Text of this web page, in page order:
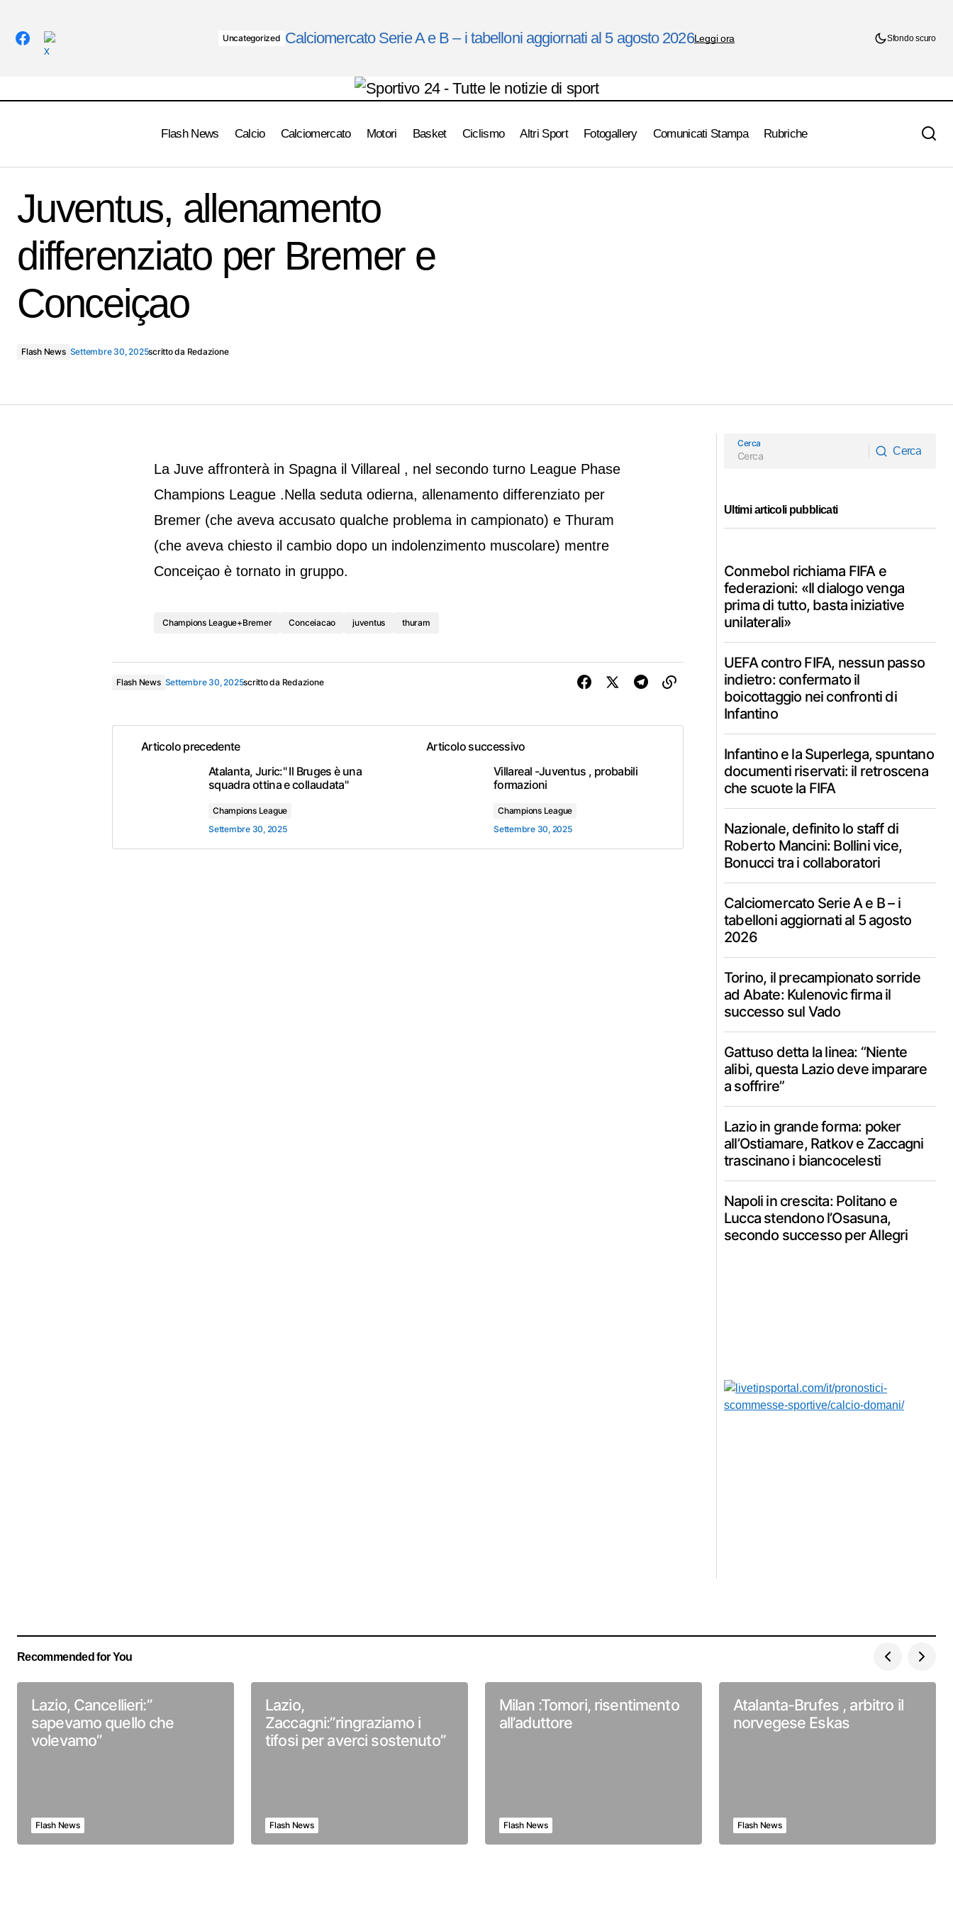
Uncategorized Calciomercato Serie A e B – i tabelloni aggiornati al 5 agosto 2026Leggi ora Sfondo scuro
Flash News Calcio Calciomercato Motori Basket Ciclismo Altri Sport Fotogallery Comunicati Stampa Rubriche
Juventus, allenamento
differenziato per Bremer e
Conceiçao
Flash News Settembre 30, 2025scritto da Redazione
La Juve affronterà in Spagna il Villareal , nel secondo turno League Phase
Champions League .Nella seduta odierna, allenamento differenziato per
Bremer (che aveva accusato qualche problema in campionato) e Thuram
(che aveva chiesto il cambio dopo un indolenzimento muscolare) mentre
Conceiçao è tornato in gruppo.
Champions League+Bremer Conceiacao juventus thuram
Flash News Settembre 30, 2025scritto da Redazione
Articolo precedente
Atalanta, Juric:" Il Bruges è una
squadra ottina e collaudata"
Champions League
Settembre 30, 2025
Articolo successivo
Villareal -Juventus , probabili
formazioni
Champions League
Settembre 30, 2025
Cerca
Cerca
Ultimi articoli pubblicati
Conmebol richiama FIFA e
federazioni: «Il dialogo venga
prima di tutto, basta iniziative
unilaterali»
UEFA contro FIFA, nessun passo
indietro: confermato il
boicottaggio nei confronti di
Infantino
Infantino e la Superlega, spuntano
documenti riservati: il retroscena
che scuote la FIFA
Nazionale, definito lo staff di
Roberto Mancini: Bollini vice,
Bonucci tra i collaboratori
Calciomercato Serie A e B – i
tabelloni aggiornati al 5 agosto
2026
Torino, il precampionato sorride
ad Abate: Kulenovic firma il
successo sul Vado
Gattuso detta la linea: “Niente
alibi, questa Lazio deve imparare
a soffrire”
Lazio in grande forma: poker
all’Ostiamare, Ratkov e Zaccagni
trascinano i biancocelesti
Napoli in crescita: Politano e
Lucca stendono l’Osasuna,
secondo successo per Allegri
Recommended for You
Lazio, Cancellieri:”
sapevamo quello che
volevamo”
Flash News
Lazio,
Zaccagni:”ringraziamo i
tifosi per averci sostenuto”
Flash News
Milan :Tomori, risentimento
all’aduttore
Flash News
Atalanta-Brufes , arbitro il
norvegese Eskas
Flash News